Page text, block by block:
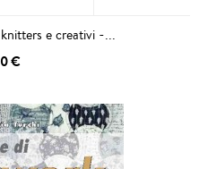
e creativi -...
€